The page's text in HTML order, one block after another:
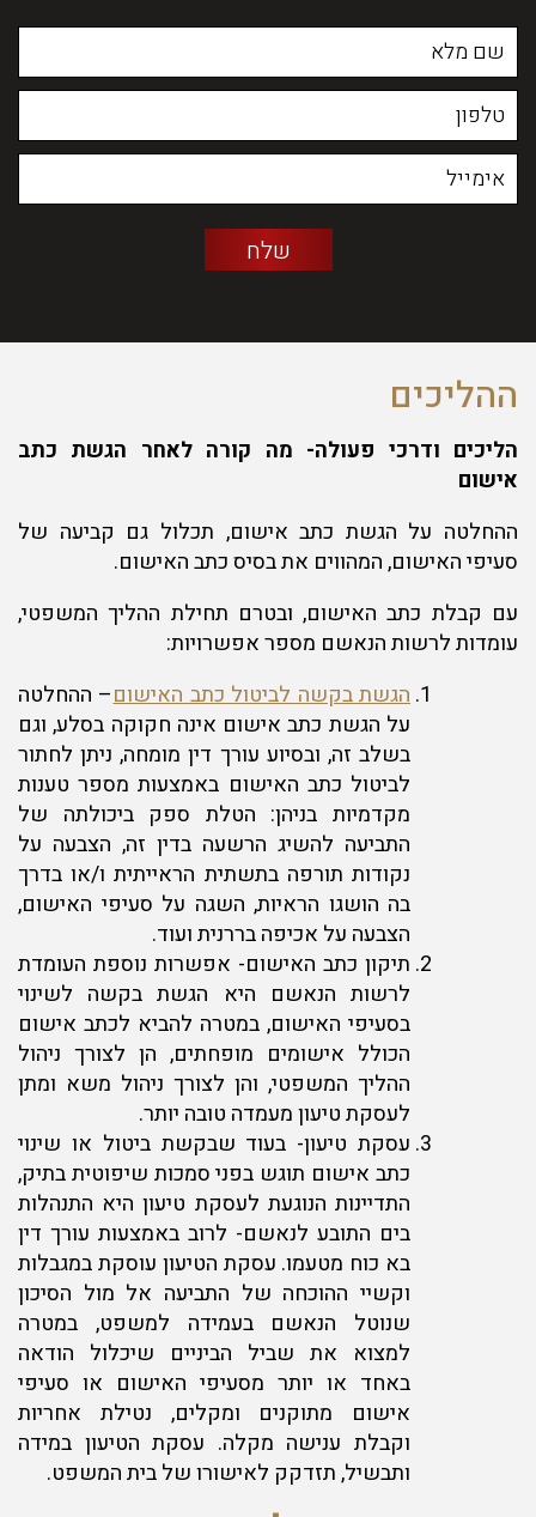
ההליכים
הליכים ודרכי פעולה- מה קורה לאחר הגשת כתב
אישום
ההחלטה על הגשת כתב אישום, תכלול גם קביעה של
סעיפי האישום, המהווים את בסיס כתב האישום.
עם קבלת כתב האישום, ובטרם תחילת ההליך המשפטי,
עומדות לרשות הנאשם מספר אפשרויות:
הגשת בקשה לביטול כתב האישום– ההחלטה
על הגשת כתב אישום אינה חקוקה בסלע, וגם
בשלב זה, ובסיוע עורך דין מומחה, ניתן לחתור
לביטול כתב האישום באמצעות מספר טענות
מקדמיות בניהן: הטלת ספק ביכולתה של
התביעה להשיג הרשעה בדין זה, הצבעה על
נקודות תורפה בתשתית הראייתית ו/או בדרך
בה הושגו הראיות, השגה על סעיפי האישום,
הצבעה על אכיפה בררנית ועוד.
תיקון כתב האישום- אפשרות נוספת העומדת
לרשות הנאשם היא הגשת בקשה לשינוי
בסעיפי האישום, במטרה להביא לכתב אישום
הכולל אישומים מופחתים, הן לצורך ניהול
ההליך המשפטי, והן לצורך ניהול משא ומתן
לעסקת טיעון מעמדה טובה יותר.
עסקת טיעון- בעוד שבקשת ביטול או שינוי
כתב אישום תוגש בפני סמכות שיפוטית בתיק,
התדיינות הנוגעת לעסקת טיעון היא התנהלות
בים התובע לנאשם- לרוב באמצעות עורך דין
בא כוח מטעמו. עסקת הטיעון עוסקת במגבלות
וקשיי ההוכחה של התביעה אל מול הסיכון
שנוטל הנאשם בעמידה למשפט, במטרה
למצוא את שביל הביניים שיכלול הודאה
באחד או יותר מסעיפי האישום או סעיפי
אישום מתוקנים ומקלים, נטילת אחריות
וקבלת ענישה מקלה. עסקת הטיעון במידה
ותבשיל, תזדקק לאישורו של בית המשפט.